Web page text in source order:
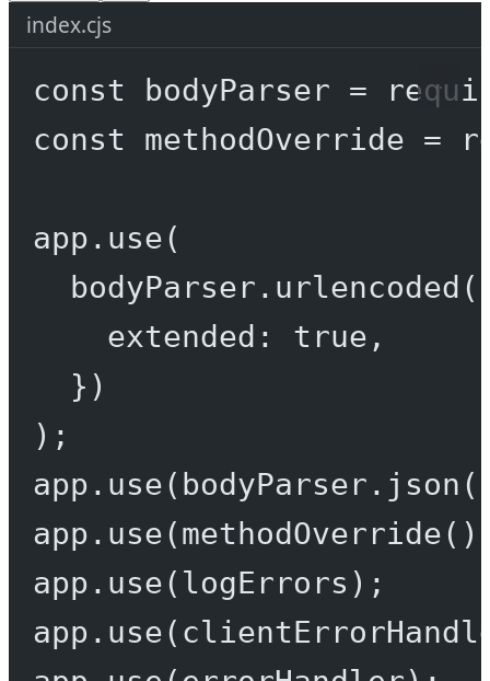
index.cjs
const bodyParser =
const
methodOverride =
app. use(
bodyParser. urlencoded
extended: true ,
})
);
app. use(bodyParser. json
app. use(methodOverride
app. use(logErrors);
app. use